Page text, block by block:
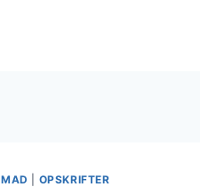
MAD OPSKRIFTER